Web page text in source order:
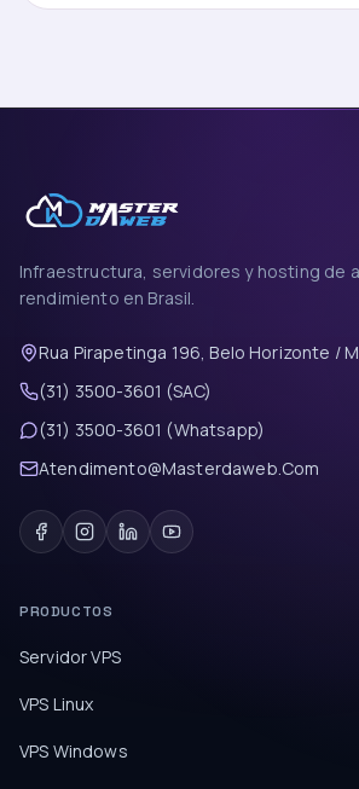
Infraestructura, servidores y hosting de
rendimiento en Brasil.
Rua Pirapetinga 196, Belo Horizonte /
(31) 3500-3601 (SAC)
(31) 3500-3601 (Whatsapp)
Atendimento@Masterdaweb.Com
PRODUCTOS
Servidor VPS
VPS Linux
VPS Windows